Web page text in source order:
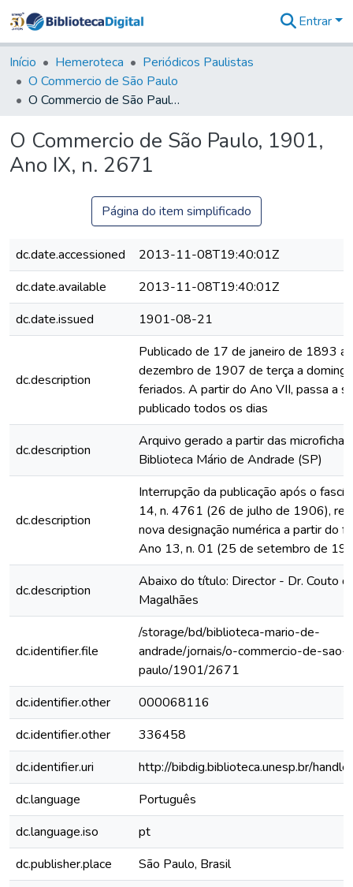
&
Coleções
Tudo na
Biblioteca
Estatísticas
Entrar
Início Hemeroteca
Periódicos Paulistas
O Commercio de São Paulo
O Commercio de São Paulo, 1901, Ano IX, n. 2671
O Commercio de São Paulo, 1901,
Ano IX, n. 2671
Página do item simplificado
dc.date.accessioned
2013-11-08T19:40:01Z
dc.date.available
2013-11-08T19:40:01Z
dc.date.issued
1901-08-21
dc.description
Publicado de 17 de janeiro de 1893 a
dezembro de 1907 de terça a
feriados. A partir do Ano VII, passa a
publicado todos os dias
dc.description
Arquivo gerado a partir das
Biblioteca Mário de Andrade (SP)
dc.description
Interrupção da publicação após o
14, n. 4761 (26 de julho de 1906),
nova designação numérica a partir do
Ano 13, n. 01 (25 de setembro de
dc.description
Abaixo do título: Director - Dr. Couto
Magalhães
dc.identifier.file
/storage/bd/biblioteca-mario-de-
andrade/jornais/o-commercio-de-sao-
paulo/1901/2671
dc.identifier.other
000068116
dc.identifier.other
336458
dc.identifier.uri
http://bibdig.biblioteca.unesp.br/
dc.language
Português
dc.language.iso
pt
dc.publisher.place
São Paulo, Brasil